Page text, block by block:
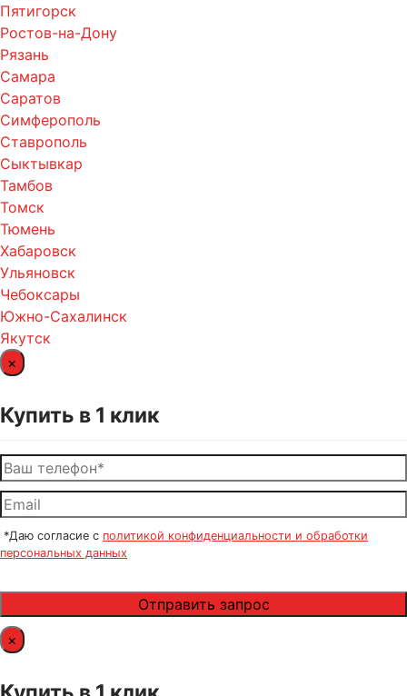
Пятигорск
Ростов-на-Дону
Рязань
Самара
Саратов
Симферополь
Ставрополь
Сыктывкар
Тамбов
Томск
Тюмень
Хабаровск
Ульяновск
Чебоксары
Южно-Сахалинск
Якутск
×
Купить в 1 клик
*Даю согласие с политикой конфиденциальности и обработки
персональных данных
×